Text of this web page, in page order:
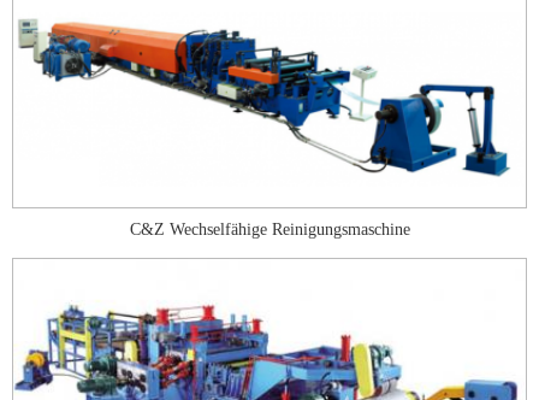
C&Z Wechselfähige Reinigungsmaschine